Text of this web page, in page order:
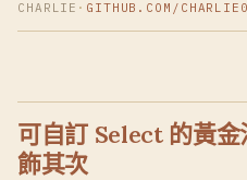
CHARLIE · GITHUB.COM/
可自訂 Select 的黃
飾其次